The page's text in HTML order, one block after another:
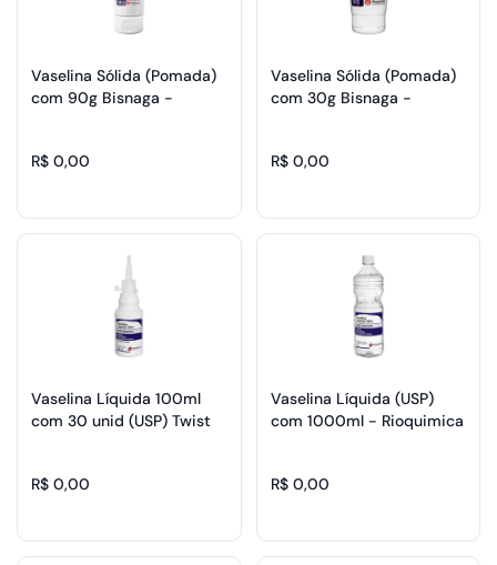
Vaselina Sólida (Pomada)
com 90g Bisnaga -
R$ 0,00
Vaselina Sólida (Pomada)
com 30g Bisnaga -
R$ 0,00
Vaselina Líquida 100ml
com 30 unid (USP) Twist
R$ 0,00
Vaselina Líquida (USP)
com 1000ml - Rioquimica
R$ 0,00